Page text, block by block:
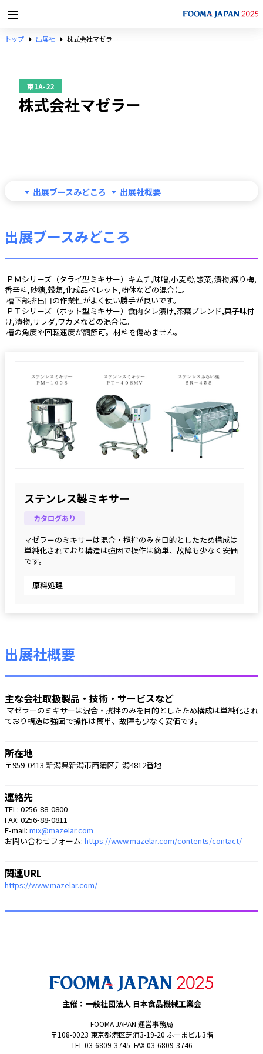
トップ 出展社 株式会社マゼラー
東1A-22
株式会社マゼラー
出展ブースみどころ 出展社概要
出展ブースみどころ
香辛料,砂糖,穀類,化成品ペレット,粉体などの混合に。
槽下部排出口の作業性がよく使い勝手が良いです。
け,漬物,サラダ,ワカメなどの混合に。
槽の角度や回転速度が調節可。材料を傷めません。
ステンレス製ミキサー
カタログあり
マゼラーのミキサーは混合・撹拌のみを目的としたため構成は
単純化されており構造は強固で操作は簡単、故障も少なく安価
です。
原料処理
出展社概要
主な会社取扱製品・技術・サービスなど
ており構造は強固で操作は簡単、故障も少なく安価です。
所在地
〒959-0413 新潟県新潟市西蒲区升潟4812番地
連絡先
TEL: 0256-88-0800
FAX: 0256-88-0811
E-mail: mix@mazelar.com
お問い合わせフォーム: https://www.mazelar.com/contents/contact/
関連URL
https://www.mazelar.com/
主催：一般社団法人 日本食品機械工業会
FOOMA JAPAN 運営事務局
〒108-0023 東京都港区芝浦3-19-20 ふーまビル3階
TEL 03-6809-3745 FAX 03-6809-3746